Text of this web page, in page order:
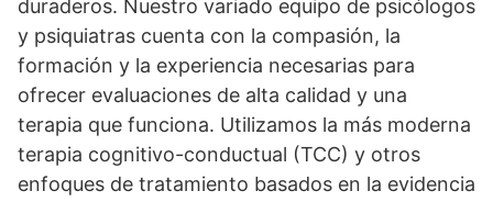
duraderos. Nuestro variado equipo de psicólogos
y psiquiatras cuenta con la compasión, la
formación y la experiencia necesarias para
ofrecer evaluaciones de alta calidad y una
terapia que funciona. Utilizamos la más moderna
terapia cognitivo-conductual (TCC) y otros
enfoques de tratamiento basados en la evidencia